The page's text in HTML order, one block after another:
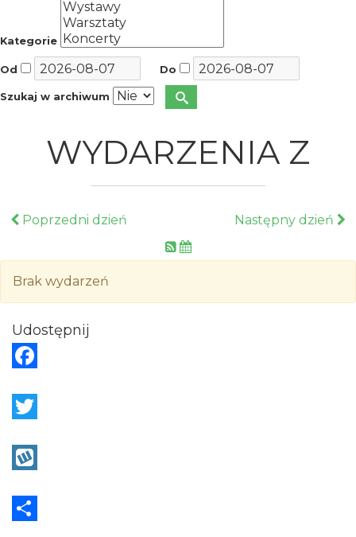
Kategorie
Od Do
Szukaj w archiwum
WYDARZENIA Z
Poprzedni dzień Następny dzień
Brak wydarzeń
Udostępnij
a
e
o
w
ty